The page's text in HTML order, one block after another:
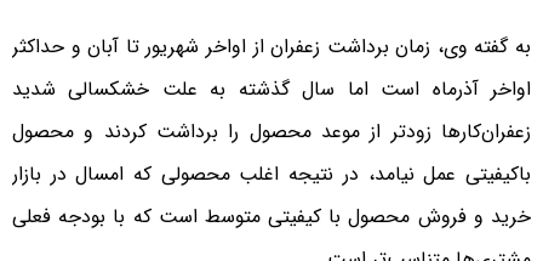
به گفته وی، زمان برداشت زعفران از اواخر شهریور تا آبان و حداکثر
اواخر آذرماه است اما سال گذشته به علت خشکسالی شدید
زعفران‌کارها زودتر از موعد محصول را برداشت کردند و محصول
باکیفیتی عمل نیامد، در نتیجه اغلب محصولی که امسال در بازار
خرید و فروش محصول با کیفیتی متوسط است که با بودجه فعلی